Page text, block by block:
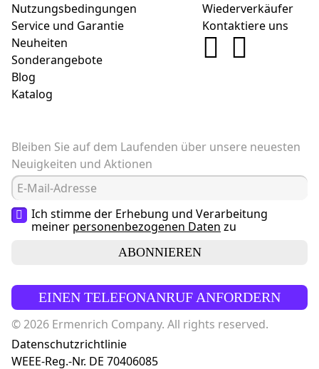
Nutzungsbedingungen
Service und Garantie
Neuheiten
Sonderangebote
Blog
Katalog
Wiederverkäufer
Kontaktiere uns
Bleiben Sie auf dem Laufenden über unsere neuesten
Neuigkeiten und Aktionen
Ich stimme der Erhebung und Verarbeitung
meiner personenbezogenen Daten zu
ABONNIEREN
EINEN TELEFONANRUF ANFORDERN
© 2026 Ermenrich Company. All rights reserved.
Datenschutzrichtlinie
WEEE-Reg.-Nr. DE 70406085